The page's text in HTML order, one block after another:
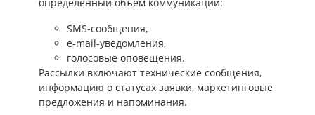
SMS-сообщения,
e-mail-уведомления,
голосовые оповещения.
Рассылки включают технические сообщения,
информацию о статусах заявки, маркетинговые
предложения и напоминания.